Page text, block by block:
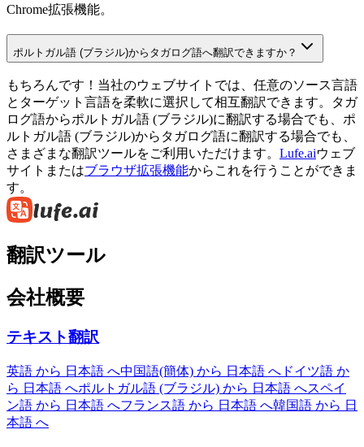
Chrome拡張機能。
ポルトガル語 (ブラジル)からタガログ語へ翻訳できますか？
もちろんです！当社のウェブサイトでは、任意のソース言語
とターゲット言語を柔軟に選択して相互翻訳できます。タガ
ログ語からポルトガル語 (ブラジル)に翻訳する場合でも、ポ
ルトガル語 (ブラジル)からタガログ語に翻訳する場合でも、
さまざまな翻訳ツールをご利用いただけます。 Lufe.aiウェブ
サイトまたはブラウザ拡張機能からこれを行うことができま
す。
翻訳ツール
会社概要
テキスト翻訳
英語 から 日本語 へ中国語(簡体) から 日本語 へ ドイツ語 か
ら 日本語 へポルトガル語 (ブラジル) から 日本語 へスペイ
ン語 から 日本語 へフランス語 から 日本語 へ韓国語 から 日
本語 へ